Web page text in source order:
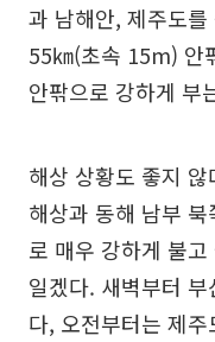
과 남해안, 제주도
55㎞(초속 15m) 안
안팎으로 강하게 부
해상 상황도 좋지
해상과 동해 남부
로 매우 강하게 불
일겠다. 새벽부터
다, 오전부터는 제